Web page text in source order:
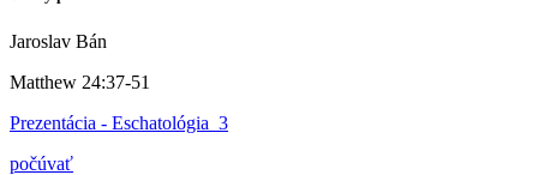
Jaroslav Bán
Matthew 24:37-51
Prezentácia - Eschatológia_3
počúvať